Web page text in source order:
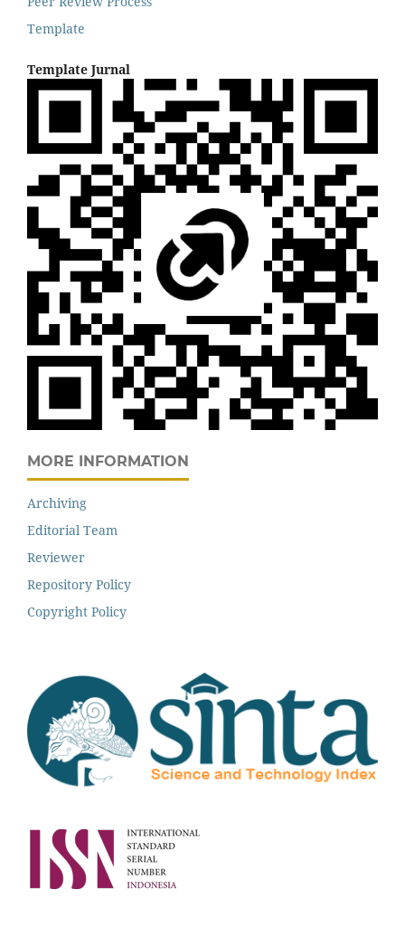
Template
Template Jurnal
MORE INFORMATION
Archiving
Editorial Team
Reviewer
Repository Policy
Copyright Policy